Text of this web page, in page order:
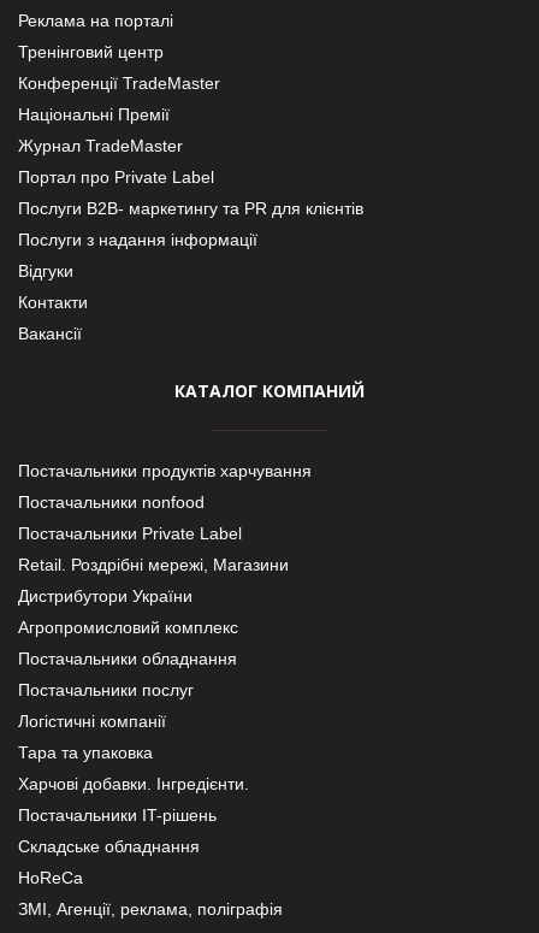
Реклама на порталі
Тренінговий центр
Конференції TradeMaster
Національні Премії
Журнал TradeMaster
Портал про Private Label
Послуги В2В- маркетингу та PR для клієнтів
Послуги з надання інформації
Відгуки
Контакти
Вакансії
КАТАЛОГ КОМПАНИЙ
Постачальники продуктів харчування
Постачальники nonfood
Постачальники Private Label
Retail. Роздрібні мережі, Магазини
Дистрибутори України
Агропромисловий комплекс
Постачальники обладнання
Постачальники послуг
Логістичні компанії
Тара та упаковка
Харчові добавки. Інгредієнти.
Постачальники IT-рішень
Складське обладнання
HoReCa
ЗМІ, Агенції, реклама, поліграфія